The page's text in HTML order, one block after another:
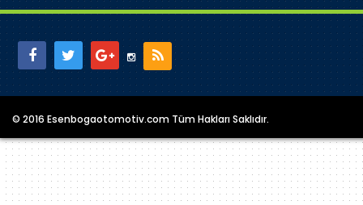
© 2016 Esenbogaotomotiv.com Tüm Hakları Saklıdır.